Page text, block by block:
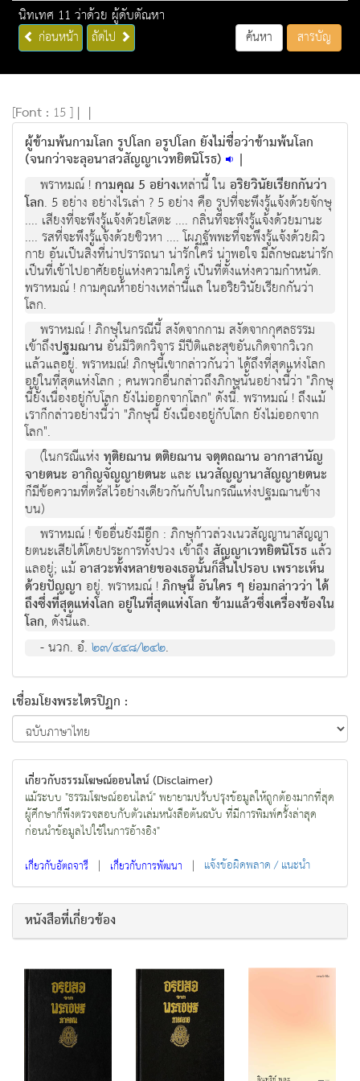
นิทเทศ 11 ว่าด้วย ผู้ดับตัณหา
ก่อนหน้า ถัดไป ค้นหา สารบัญ
[Font : 15 ] | |
ผู้ข้ามพ้นกามโลก รูปโลก อรูปโลก ยังไม่ชื่อว่าข้ามพ้นโลก
(จนกว่าจะลุอนาสวสัญญาเวทยิตนิโรธ) |
พราหมณ์ !กามคุณ 5 อย่างเหล่านี้ ในอริยวินัยเรียกกันว่า
โลก. 5 อย่าง อย่างไรเล่า ? 5 อย่าง คือ รูปที่จะพึงรู้แจ้งด้วยจักษุ
.... เสียงที่จะพึงรู้แจ้งด้วยโสตะ .... กลิ่นที่จะพึงรู้แจ้งด้วยมานะ
.... รสที่จะพึงรู้แจ้งด้วยชิวหา .... โผฏฐัพพะที่จะพึงรู้แจ้งด้วยผิว
กาย อันเป็นสิ่งที่น่าปรารถนา น่ารักใคร่ น่าพอใจ มีลักษณะน่ารัก
เป็นที่เข้าไปอาศัยอยู่แห่งความใคร่ เป็นที่ตั้งแห่งความกำหนัด.
พราหมณ์ ! กามคุณห้าอย่างเหล่านี้แล ในอริยวินัยเรียกกันว่า
โลก.
พราหมณ์ ! ภิกษุในกรณีนี้ สงัดจากกาม สงัดจากกุศลธรรม
เข้าถึงปฐมฌาน อันมีวิตกวิจาร มีปีติและสุขอันเกิดจากวิเวก
แล้วแลอยู่. พราหมณ์! ภิกษุนี้เขากล่าวกันว่า ได้ถึงที่สุดแห่งโลก
อยู่ในที่สุดแห่งโลก ; คนพวกอื่นกล่าวถึงภิกษุนั้นอย่างนี้ว่า "ภิกษุ
นี้ยังเนื่องอยู่กับโลก ยังไม่ออกจากโลก" ดังนี้. พราหมณ์ ! ถึงแม้
เราก็กล่าวอย่างนี้ว่า "ภิกษุนี้ ยังเนื่องอยู่กับโลก ยังไม่ออกจาก
โลก".
(ในกรณีแห่งทุติยฌาน ตติยฌาน จตุตถฌาน อากาสานัญ
จายตนะ อากิญจัญญายตนะ และ เนวสัญญานาสัญญายตนะ
ก็มีข้อความที่ตรัสไว้อย่างเดียวกันกับในกรณีแห่งปฐมฌานข้าง
บน)
พราหมณ์ ! ข้ออื่นยังมีอีก : ภิกษุก้าวล่วงเนวสัญญานาสัญญา
ยตนะเสียได้โดยประการทั้งปวง เข้าถึง สัญญาเวทยิตนิโรธ แล้ว
แลอยู่; แม้อาสวะทั้งหลายของเธอนั้นก็สิ้นไปรอบ เพราะเห็น
ด้วยปัญญา อยู่. พราหมณ์ !ภิกษุนี้ อันใคร ๆ ย่อมกล่าวว่า ได้
ถึงซึ่งที่สุดแห่งโลก อยู่ในที่สุดแห่งโลก ข้ามแล้วซึ่งเครื่องข้องใน
โลก, ดังนี้แล.
- นวก. อํ.๒๓/๔๔๘/๒๔๒.
เชื่อมโยงพระไตรปิฏก :
เกี่ยวกับธรรมโฆษณ์ออนไลน์ (Disclaimer)
แม้ระบบ "ธรรมโฆษณ์ออนไลน์" พยายามปรับปรุงข้อมูลให้ถูกต้องมากที่สุด
ผู้ศึกษาก็พึงตรวจสอบกับตัวเล่มหนังสือต้นฉบับ ที่มีการพิมพ์ครั้งล่าสุด
ก่อนนำข้อมูลไปใช้ในการอ้างอิง"
เกี่ยวกับอัตถจารี | เกี่ยวกับการพัฒนา | แจ้งข้อผิดพลาด / แนะนำ
หนังสือที่เกี่ยวข้อง